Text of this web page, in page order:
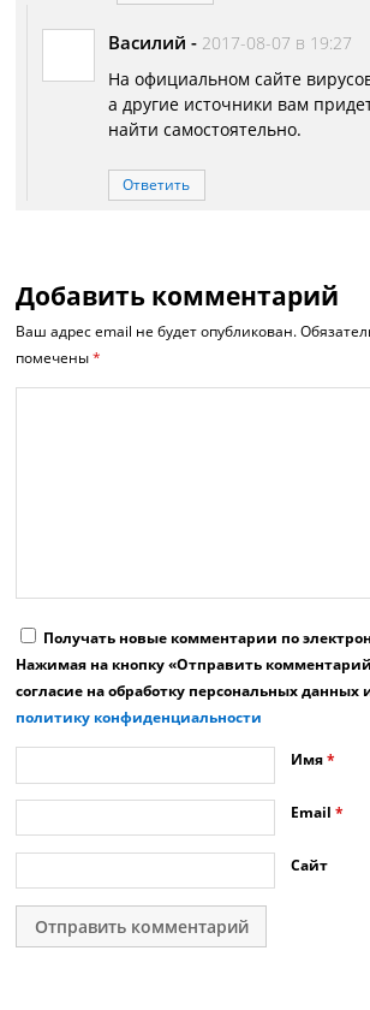
Василий - 2017-08-07 в 19:27
На официальном сайте
а другие источники вам
найти самостоятельно.
Ответить
Добавить комментарий
Ваш адрес email не будет опубликован.
помечены*
Получать новые комментарии по
Нажимая на кнопку «Отправить
согласие на обработку персональных
политику конфиденциальности
Имя*
Email*
Сайт